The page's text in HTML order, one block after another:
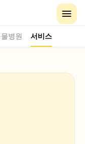
병원 서비스